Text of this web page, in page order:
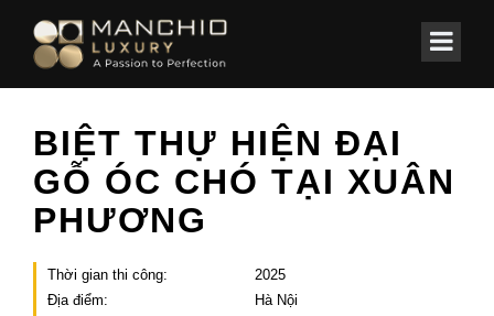
Home/Các công trình /BIỆT THỰ
BIỆT THỰ HIỆN ĐẠI
GỖ ÓC CHÓ TẠI XUÂN
PHƯƠNG
Thời gian thi công:
2025
Địa điểm:
Hà Nội